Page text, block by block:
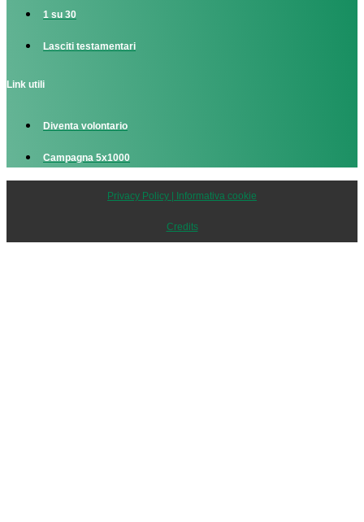
1 su 30
Lasciti testamentari
Link utili
Diventa volontario
Campagna 5x1000
Privacy Policy | Informativa cookie
Credits